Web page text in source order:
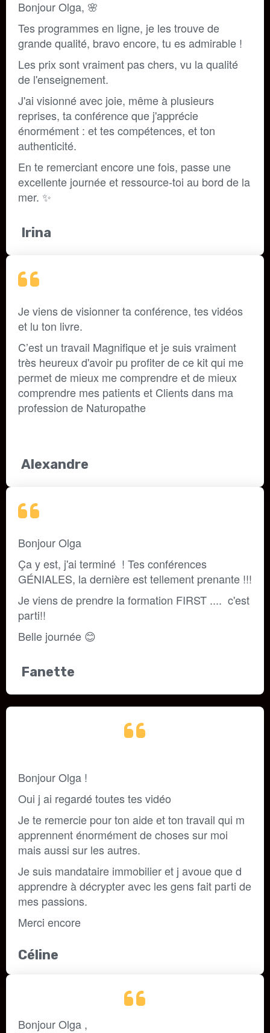
Bonjour Olga, 🌸
Tes programmes en ligne, je les trouve de
grande qualité, bravo encore, tu es admirable !
Les prix sont vraiment pas chers, vu la qualité
de l'enseignement.
J'ai visionné avec joie, même à plusieurs
reprises, ta conférence que j'apprécie
énormément : et tes compétences, et ton
authenticité.
En te remerciant encore une fois, passe une
excellente journée et ressource-toi au bord de la
mer. ✨
Irina
Je viens de visionner ta conférence, tes vidéos
et lu ton livre.
C’est un travail Magnifique et je suis vraiment
très heureux d'avoir pu profiter de ce kit qui me
permet de mieux me comprendre et de mieux
comprendre mes patients et Clients dans ma
profession de Naturopathe
Alexandre
Bonjour Olga
Ça y est, j'ai terminé  ! Tes conférences
GÉNIALES, la dernière est tellement prenante !!!
Je viens de prendre la formation FIRST ....  c'est
parti!!
Belle journée 😊
Fanette
Bonjour Olga !
Oui j ai regardé toutes tes vidéo
Je te remercie pour ton aide et ton travail qui m
apprennent énormément de choses sur moi
mais aussi sur les autres.
Je suis mandataire immobilier et j avoue que d
apprendre à décrypter avec les gens fait parti de
mes passions.
Merci encore
Céline
Bonjour Olga ,